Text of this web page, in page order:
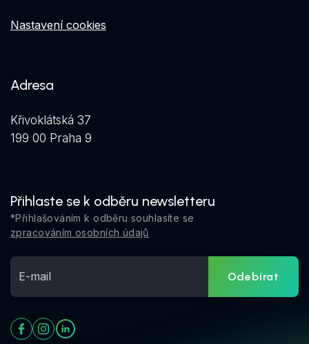
Nastavení cookies
Adresa
Křivoklátská 37
199 00 Praha 9
Přihlaste se k odběru newsletteru
*Přihlašováním k odběru souhlasíte se
zpracováním osobních údajů
Odebírat